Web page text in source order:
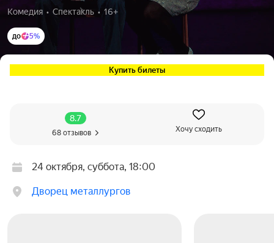
Комедия  •  Спектакль  •  16+
до 5%
Купить билеты
8.7
68 отзывов Хочу сходить
24 октября, суббота, 18:00
Дворец металлургов